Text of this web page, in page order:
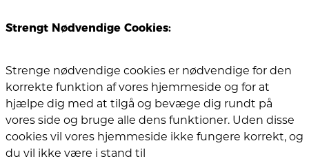
Strengt Nødvendige Cookies:
Strenge nødvendige cookies er nødvendige for den
korrekte funktion af vores hjemmeside og for at
hjælpe dig med at tilgå og bevæge dig rundt på
vores side og bruge alle dens funktioner. Uden disse
cookies vil vores hjemmeside ikke fungere korrekt, og
du vil ikke være i stand til